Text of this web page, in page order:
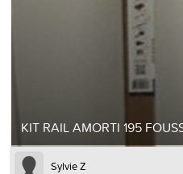
KIT RAIL AMORTI 195
Sylvie Z